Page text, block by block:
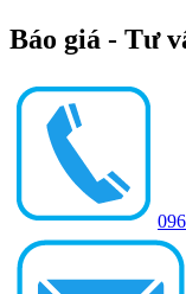
Báo giá - Tư